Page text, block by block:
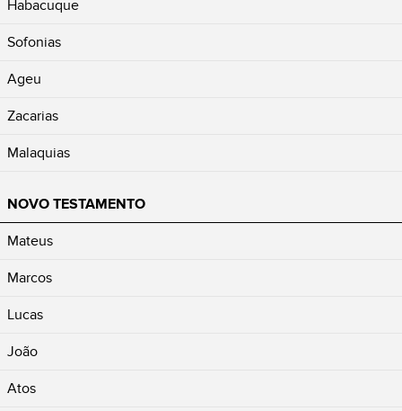
Habacuque
Sofonias
Ageu
Zacarias
Malaquias
NOVO TESTAMENTO
Mateus
Marcos
Lucas
João
Atos